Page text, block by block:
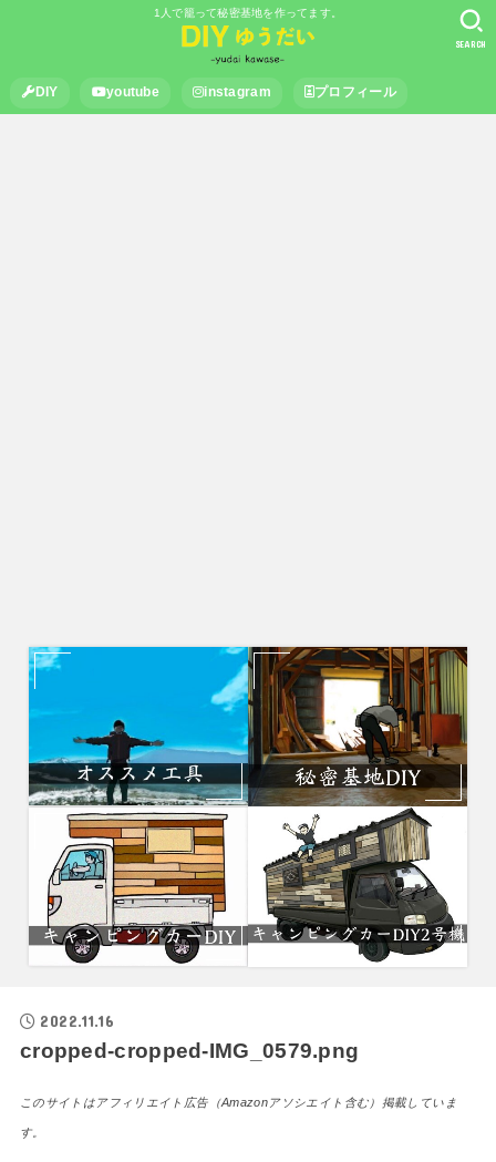
1人で籠って秘密基地を作ってます。
DIY youtube instagram プロフィール
SEARCH
2022.11.16
cropped-cropped-IMG_0579.png
このサイトはアフィリエイト広告（Amazonアソシエイト含む）掲載していま
す。